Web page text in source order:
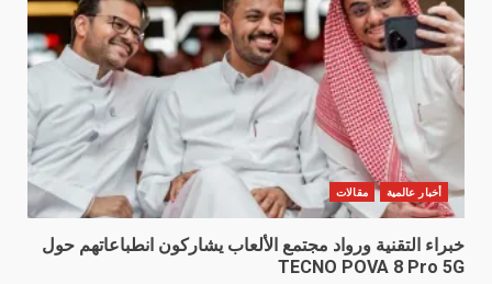
أخبار عالمية مقالات
خبراء التقنية ورواد مجتمع الألعاب يشاركون انطباعاتهم حول
TECNO POVA 8 Pro 5G